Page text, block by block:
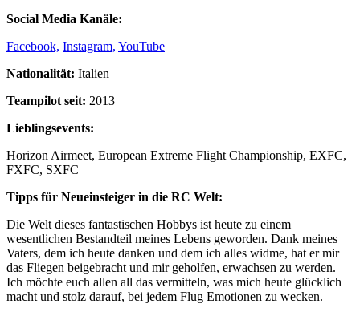
Social Media Kanäle:
Facebook, Instagram, YouTube
Nationalität: Italien
Teampilot seit: 2013
Lieblingsevents:
Horizon Airmeet, European Extreme Flight Championship, EXFC,
FXFC, SXFC
Tipps für Neueinsteiger in die RC Welt:
Die Welt dieses fantastischen Hobbys ist heute zu einem
wesentlichen Bestandteil meines Lebens geworden. Dank meines
Vaters, dem ich heute danken und dem ich alles widme, hat er mir
das Fliegen beigebracht und mir geholfen, erwachsen zu werden.
Ich möchte euch allen all das vermitteln, was mich heute glücklich
macht und stolz darauf, bei jedem Flug Emotionen zu wecken.